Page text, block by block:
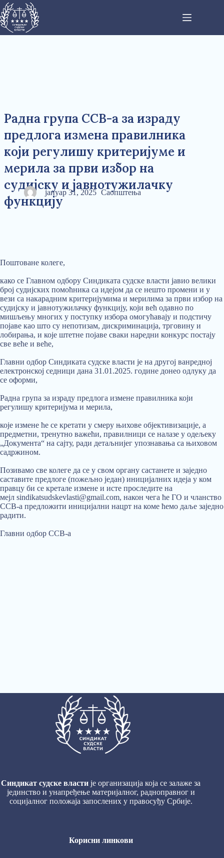
Радна група ССВ-а за израду
предлога измена правилника
који регулишу критеријуме и
мерила за први избор на
судијску и јавнотужилачку
функцију
јануар 31, 2025 Саопштења
Поштоване колеге,
како се Главном одбору Синдиката судске власти јавио велики
број судијских помоћника са идејом да се нешто промени и у
вези са накарадним критеријумима и мерилима за први избор на
судијску и јавнотужилачку функцију, који већ одавно по
мишљењу многих у поступку избора омогућавају и подстичу
појаве као што су непотизам, дискриминација, трговину и
лобирања, и које штетне појаве сваки наредни конкурс постају
све веће и веће,
Главни одбор Синдиката судске власти је на другој ванредној
електронској седници дана 31.01.2025. године донео одлуку да
се оформи,
Радна група за израду предлога измене правилника који
регулишу критеријума и мерила,
које измене ће се кретати у смеру њихове објективизације, а
предметни, тренутно важећи, правилници се налазе у одељеку
„Документа“ на сајту, ради детаљнијег упознавања са њиховом
садржином.
Позивамо све колеге да се у свом органу састанете и заједно
саставите предлоге (пожељно један) иницијалних идеја у ком
правцу би се кретале измене и исте проследите на
мејл sindikatsudskevlasti@gmail.com, након чега ће ГО и чланство
ССВ-а предложити иницијални нацрт на коме ћемо даље заједно
радити.
Главни одбор ССВ-а
Синдикат судске власти је организација која се залаже за
јединство и унапређење материјалног, радноправног и
социјалног положаја запослених у правосуђу Србије.
Корисни линкови